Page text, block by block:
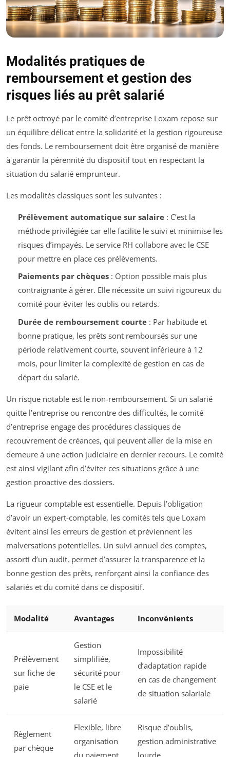
Modalités pratiques de
remboursement et gestion des
risques liés au prêt salarié
Le prêt octroyé par le comité d’entreprise Loxam repose sur
un équilibre délicat entre la solidarité et la gestion rigoureuse
des fonds. Le remboursement doit être organisé de manière
à garantir la pérennité du dispositif tout en respectant la
situation du salarié emprunteur.
Les modalités classiques sont les suivantes :
Prélèvement automatique sur salaire: C’est la
méthode privilégiée car elle facilite le suivi et minimise les
risques d’impayés. Le service RH collabore avec le CSE
pour mettre en place ces prélèvements.
Paiements par chèques: Option possible mais plus
contraignante à gérer. Elle nécessite un suivi rigoureux du
comité pour éviter les oublis ou retards.
Durée de remboursement courte: Par habitude et
bonne pratique, les prêts sont remboursés sur une
période relativement courte, souvent inférieure à 12
mois, pour limiter la complexité de gestion en cas de
départ du salarié.
Un risque notable est le non-remboursement. Si un salarié
quitte l’entreprise ou rencontre des difficultés, le comité
d’entreprise engage des procédures classiques de
recouvrement de créances, qui peuvent aller de la mise en
demeure à une action judiciaire en dernier recours. Le comité
est ainsi vigilant afin d’éviter ces situations grâce à une
gestion proactive des dossiers.
La rigueur comptable est essentielle. Depuis l’obligation
d’avoir un expert-comptable, les comités tels que Loxam
évitent ainsi les erreurs de gestion et préviennent les
malversations potentielles. Un suivi annuel des comptes,
assorti d’un audit, permet d’assurer la transparence et la
bonne gestion des prêts, renforçant ainsi la confiance des
salariés et du comité dans ce dispositif.
Modalité Avantages Inconvénients
Prélèvement
sur fiche de
paie
Gestion
simplifiée,
sécurité pour
le CSE et le
salarié
Impossibilité
d’adaptation rapide
en cas de changement
de situation salariale
Règlement
par chèque
Flexible, libre
organisation
Risque d’oublis,
gestion administrative